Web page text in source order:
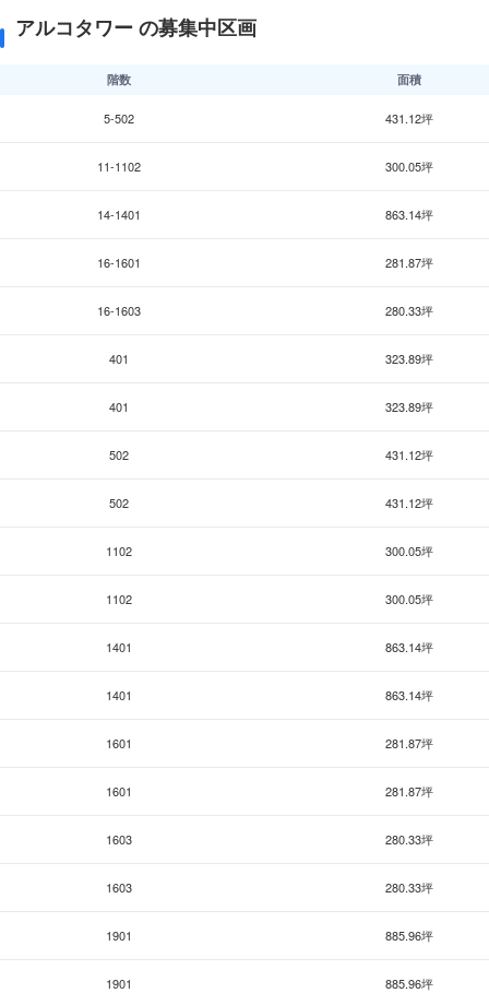
アルコタワー の募集中区画
階数 面積
5-502 431.12坪
11-1102 300.05坪
14-1401 863.14坪
16-1601 281.87坪
16-1603 280.33坪
401 323.89坪
401 323.89坪
502 431.12坪
502 431.12坪
1102 300.05坪
1102 300.05坪
1401 863.14坪
1401 863.14坪
1601 281.87坪
1601 281.87坪
1603 280.33坪
1603 280.33坪
1901 885.96坪
1901 885.96坪